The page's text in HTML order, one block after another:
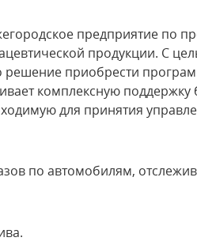
предприятие по
продукции. С
решение приобрести
комплексную поддержку
для принятия
по автомобилям,